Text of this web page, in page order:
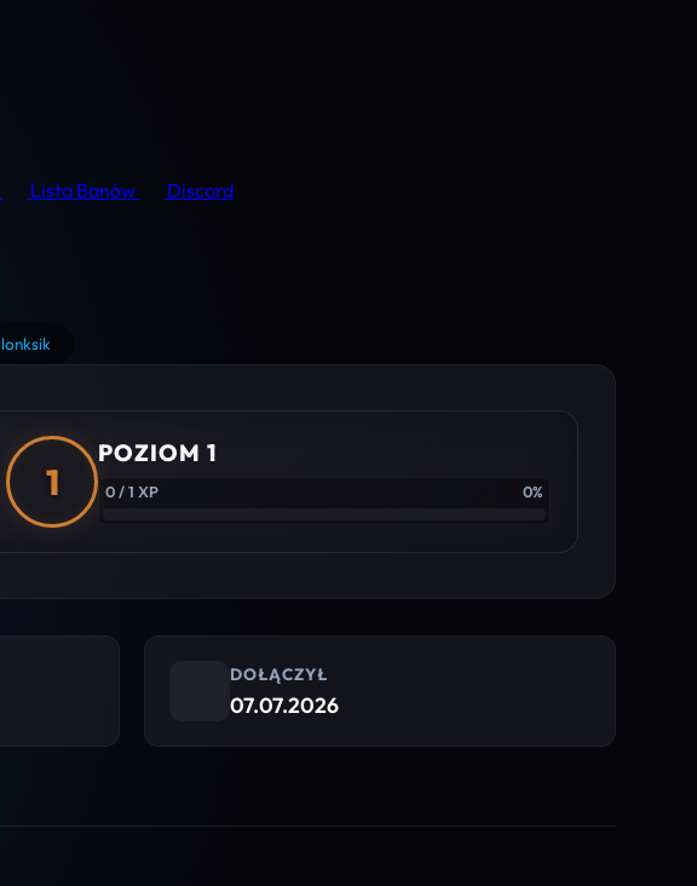
Lista Banów
Discord
lonksik
1
POZIOM 1
0 / 1 XP 0%
DOŁĄCZYŁ
07.07.2026